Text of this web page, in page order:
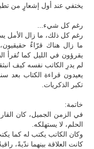
يختفي عند أول إشعارٍ من
رغم كل شيء...
رغم كل ذلك، ما زال الأمل
ما زال هناك قرّاءٌ حقيقيون،
يقرؤون في الليل كما تُقرأ
لم يدرِ الكاتب نفسه كيف
يعيدون قراءة الكتاب بعد
تكبر الذكريات.
خاتمة:
في الزمن الجميل، كان
الحلم، لا يستهلكه.
وكان الكاتب يكتب له كما
كانت العلاقة بينهما ندّيةً،